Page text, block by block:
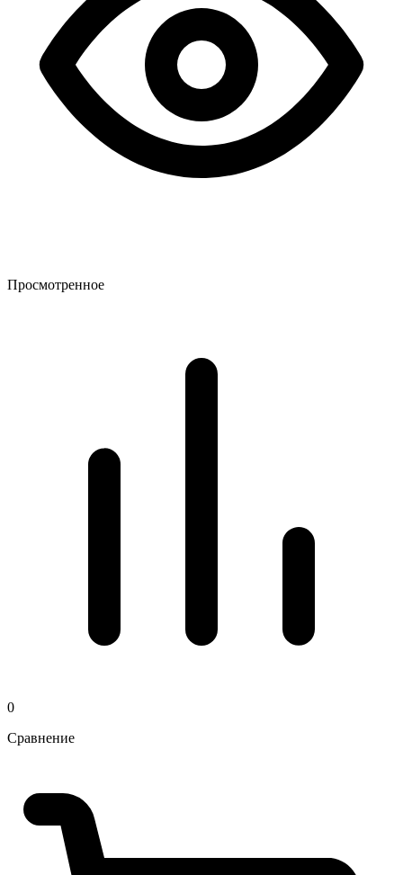
Просмотренное
0
Сравнение